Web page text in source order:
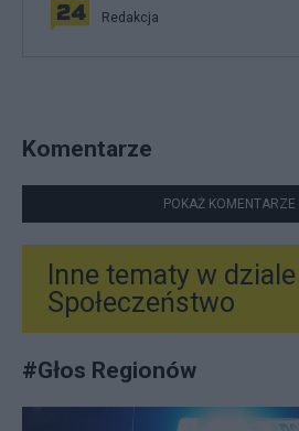
Redakcja
Komentarze
POKAŻ
Inne tematy w dziale
Społeczeństwo
#Głos Regionów